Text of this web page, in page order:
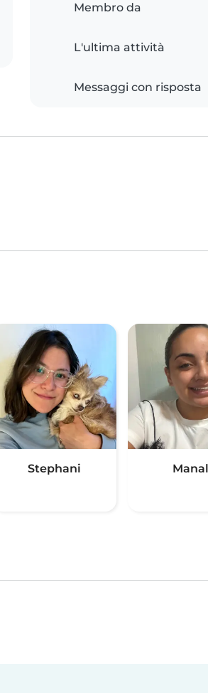
Membro da
L'ultima attività
Messaggi con risposta
Stephani Manal